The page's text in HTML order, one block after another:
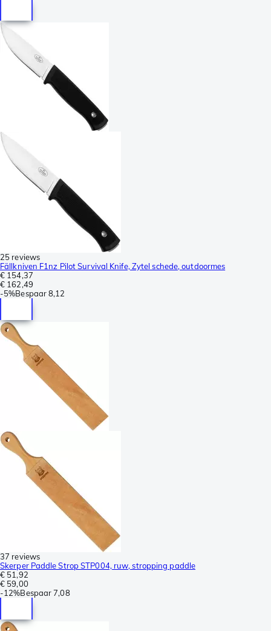
25 reviews
Fällkniven F1nz Pilot Survival Knife, Zytel schede, outdoormes
€ 154,37
€ 162,49
-5%Bespaar8,12
37 reviews
Skerper Paddle Strop STP004, ruw, stropping paddle
€ 51,92
€ 59,00
-12%Bespaar 7,08